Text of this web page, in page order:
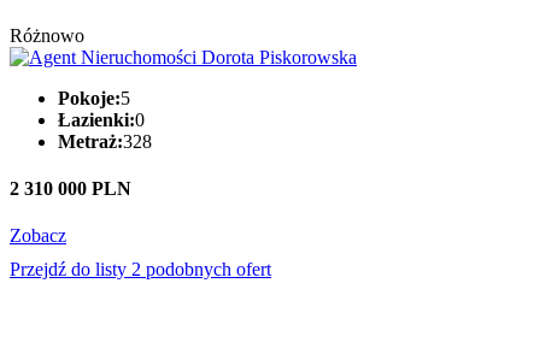
Różnowo
Pokoje:5
Łazienki:0
Metraż:328
2 310 000 PLN
Zobacz
Przejdź do listy 2 podobnych ofert